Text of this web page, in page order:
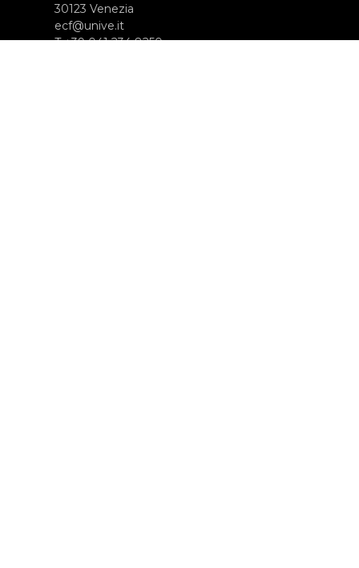
30123 Venezia
ecf@unive.it
T +39 041 234 8250